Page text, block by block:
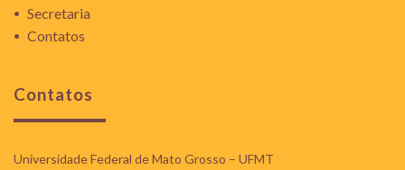
Secretaria
Contatos
Contatos
Universidade Federal de Mato Grosso – UFMT